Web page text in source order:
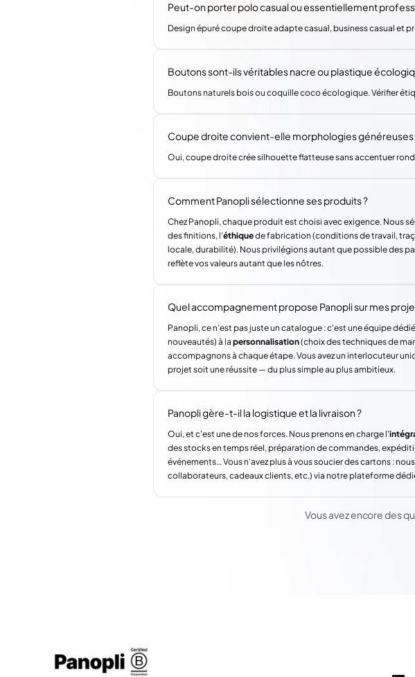
Peut-on porter polo casual ou essentiellement
Design épuré coupe droite adapte casual, business casual et
Boutons sont-ils véritables nacre ou plastique
Boutons naturels bois ou coquille coco écologique. Vérifier
Coupe droite convient-elle morphologies généreuses
Oui, coupe droite crée silhouette flatteuse sans accentuer
Comment Panopli sélectionne ses produits ?
Chez Panopli, chaque produit est choisi avec exigence. Nous
des finitions, l'éthiquede fabrication (conditions de travail,
locale, durabilité). Nous privilégions autant que possible des
reflète vos valeurs autant que les nôtres.
Quel accompagnement propose Panopli sur mes
Panopli, ce n'est pas juste un catalogue : c'est une équipe
nouveautés) à la personnalisation(choix des techniques de
accompagnons à chaque étape. Vous avez un interlocuteur
projet soit une réussite — du plus simple au plus ambitieux.
Panopli gère-t-il la logistique et la livraison ?
Oui, et c'est une de nos forces. Nous prenons en charge l'
des stocks en temps réel, préparation de commandes,
événements… Vous n'avez plus à vous soucier des cartons :
collaborateurs, cadeaux clients, etc.) via notre plateforme
Vous avez encore des